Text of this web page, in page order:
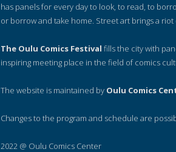
has panels for every day to look, to read, to
or borrow and take home. Street art brings a
The Oulu Comics Festival fills the city with
inspiring meeting place in the field of comics
The website is maintained by Oulu Comics
Changes to the program and schedule are
2022 @ Oulu Comics Center